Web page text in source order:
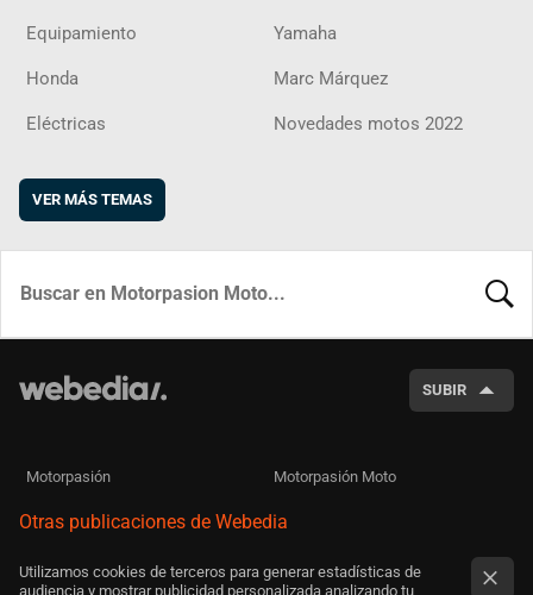
Equipamiento Yamaha
Honda Marc Márquez
Eléctricas Novedades motos 2022
VER MÁS TEMAS
SUBIR
Motorpasión Motorpasión Moto
Otras publicaciones de Webedia
Utilizamos cookies de terceros para generar estadísticas de
audiencia y mostrar publicidad personalizada analizando tu